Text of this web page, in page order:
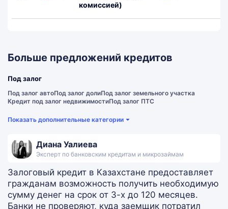
комиссией)
Больше предложений кредитов
Под залог
Под залог автоПод залог долиПод залог земельного участка
Кредит под залог недвижимостиПод залог ПТС
Показать дополнительные категории
Диана Уалиева
Эксперт по банковским кредитам и микрозаймам
Залоговый кредит в Казахстане предоставляет
гражданам возможность получить необходимую
сумму денег на срок от 3-х до 120 месяцев.
Банки не проверяют, куда заемщик потратил